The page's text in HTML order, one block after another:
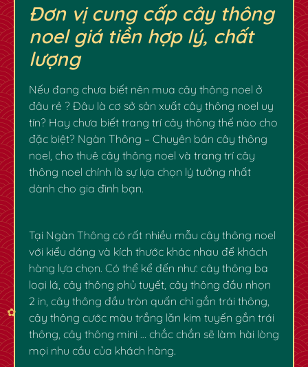
Đơn vị cung cấp cây thông
noel giá tiền hợp lý, chất
lượng
Nếu đang chưa biết nên mua cây thông noel ở
đâu rẻ ? Đâu là cơ sở sản xuất cây thông noel uy
tín? Hay chưa biết trang trí cây thông thế nào cho
đặc biệt? Ngàn Thông – Chuyên bán cây thông
noel, cho thuê cây thông noel và trang trí cây
thông noel chính là sự lựa chọn lý tưởng nhất
dành cho gia đình bạn.
Tại Ngàn Thông có rất nhiều mẫu cây thông noel
với kiểu dáng và kích thước khác nhau để khách
hàng lựa chọn. Có thể kể đến như: cây thông ba
loại lá, cây thông phủ tuyết, cây thông đầu nhọn
2 in, cây thông đầu tròn quấn chỉ gắn trái thông,
cây thông cước màu trắng lăn kim tuyến gắn trái
thông, cây thông mini … chắc chắn sẽ làm hài lòng
mọi nhu cầu của khách hàng.
✿